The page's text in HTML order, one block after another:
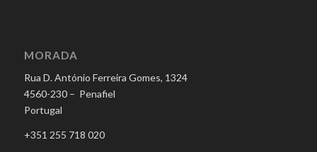
MORADA
Rua D. António Ferreira Gomes, 1324
4560-230 – Penafiel
Portugal
+351 255 718 020